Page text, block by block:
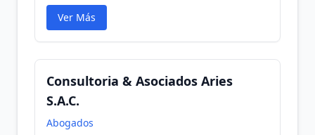
Ver Más
Consultoria & Asociados Aries
S.A.C.
Abogados